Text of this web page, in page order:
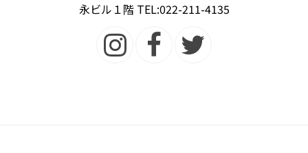
永ビル１階 TEL:022-211-4135